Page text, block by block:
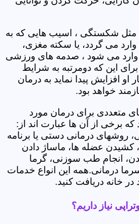
مثل شکستگی ، اسیب هایی که به
می گردد، یا سکته مغزی،
وارد می شود ، صدمه های ورزشی
این که دومرتبه به شرایط
او افزایش پیدا نماید به درمان
خواهد بود.
متعددی برای درمان مورد
که برخی از آن ها عبارت اند از:
روشهای درمانی دستی یا برنامه
کشیدن عضله ها، ماساژ دادن
انجام طب سوزنی، گرما
درمانی.همه این انواع خدمات
در خانه دریافت کنید.
نیاز داریم؟